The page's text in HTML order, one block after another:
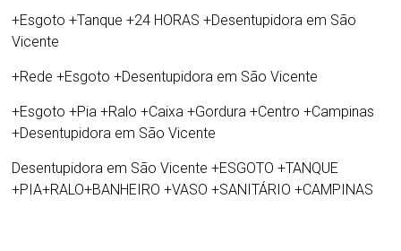
+Esgoto +Tanque +24 HORAS +Desentupidora em São
Vicente
+Rede +Esgoto +Desentupidora em São Vicente
+Esgoto +Pia +Ralo +Caixa +Gordura +Centro +Campinas
+Desentupidora em São Vicente
Desentupidora em São Vicente +ESGOTO +TANQUE
+PIA+RALO+BANHEIRO +VASO +SANITÁRIO +CAMPINAS